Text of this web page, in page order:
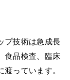
プ技術は急成長
食品検査、臨床
っています。